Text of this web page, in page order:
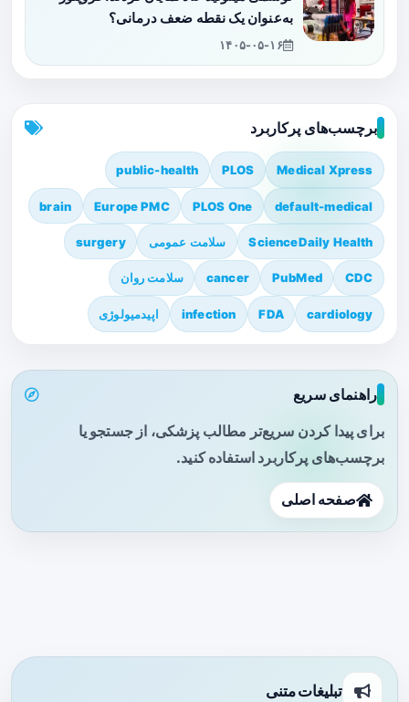
به‌عنوان یک نقطه ضعف درمانی؟
۱۴۰۵-۰۵-۱۶
برچسب‌های پرکاربرد
Medical Xpress
PLOS
public-health
default-medical
PLOS One
Europe PMC
brain
ScienceDaily Health سلامت عمومی surgery
CDC
PubMed
cancer سلامت روان
cardiology
FDA
infection اپیدمیولوژی
راهنمای سریع
برای پیدا کردن سریع‌تر مطالب پزشکی، از جستجو یا
برچسب‌های پرکاربرد استفاده کنید.
صفحه اصلی
تبلیغات متنی